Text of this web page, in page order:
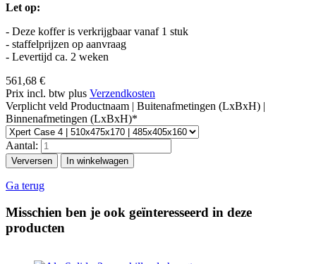
Let op:
- Deze koffer is verkrijgbaar vanaf 1 stuk
- staffelprijzen op aanvraag
- Levertijd ca. 2 weken
561,68 €
Prix incl. btw plus Verzendkosten
Verplicht veld Productnaam | Buitenafmetingen (LxBxH) |
Binnenafmetingen (LxBxH)*
Aantal:
Ga terug
Misschien ben je ook geïnteresseerd in deze
producten